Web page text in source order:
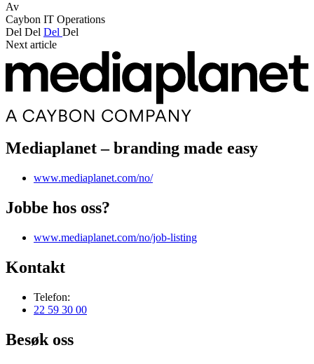
Av
Caybon IT Operations
Del Del Del Del
Next article
Mediaplanet – branding made easy
www.mediaplanet.com/no/
Jobbe hos oss?
www.mediaplanet.com/no/job-listing
Kontakt
Telefon:
22 59 30 00
Besøk oss